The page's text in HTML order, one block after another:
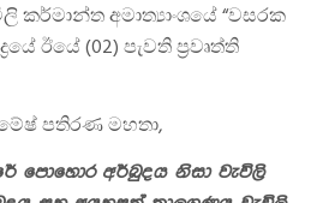
අමාත්‍යාංශයේ “වසරක
ඊයේ (02) පැවති ප්‍රවෘත්ති
පතිරණ මහතා,
පොහොර අර්බුදය නිසා වැවිලි